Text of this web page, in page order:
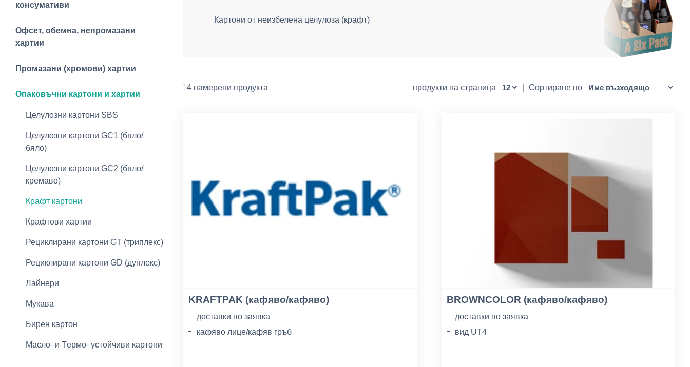
консумативи
Офсет, обемна, непромазани
хартии
Промазани (хромови) хартии
Опаковъчни картони и хартии
Целулозни картони SBS
Целулозни картони GC1 (бяло/
бяло)
Целулозни картони GC2 (бяло/
кремаво)
Крафт картони
Крафтови хартии
Рециклирани картони GT (триплекс)
Рециклирани картони GD (дуплекс)
Лайнери
Мукава
Бирен картон
Mасло- и Tермо- устойчиви картони
Картони от неизбелена целулоза (крафт)
' 4 намерени продукта продукти на страница Сортиране по
KRAFTPAK (кафяво/кафяво)
доставки по заявка
кафяво лице/кафяв гръб
BROWNCOLOR (кафяво/кафяво)
доставки по заявка
вид UT4